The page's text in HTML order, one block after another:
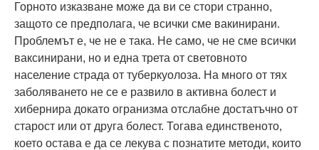
Горното изказване може да ви се стори странно,
защото се предполага, че всички сме вакинирани.
Проблемът е, че не е така. Не само, че не сме всички
ваксинирани, но и една трета от световното
население страда от туберкуолоза. На много от тях
заболяването не се е развило в активна болест и
хибернира докато огранизма отслабне достатъчно от
старост или от друга болест. Тогава единственото,
което остава е да се лекува с познатите методи, които